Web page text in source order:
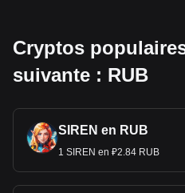
Cryptos
suivante : RUB
SIREN en RUB
1 SIREN en ₽2.84 RUB